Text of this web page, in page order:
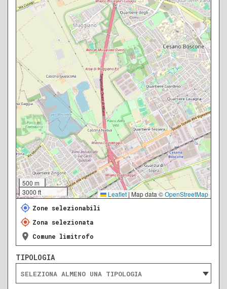
500 m
3000 ft
Leaflet |Map data ©OpenStreetMap
Zone selezionabili
Zona selezionata
Comune limitrofo
TIPOLOGIA